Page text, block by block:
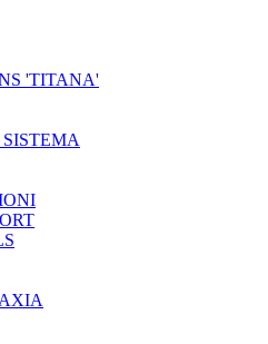
'TITANA'